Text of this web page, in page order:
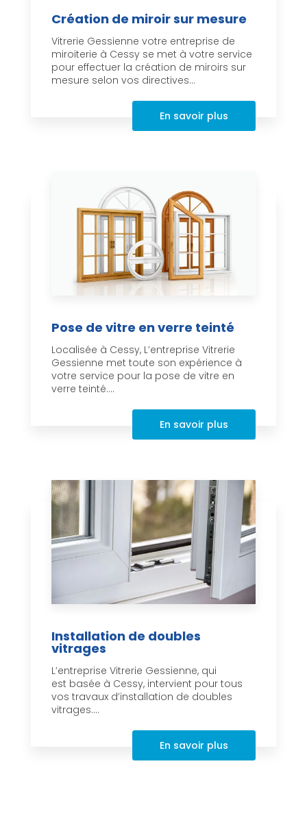
Création de miroir sur mesure
Vitrerie Gessienne votre entreprise de
miroiterie à Cessy se met à votre service
pour effectuer la création de miroirs sur
mesure selon vos directives...
En savoir plus
Pose de vitre en verre teinté
Localisée à Cessy, L’entreprise Vitrerie
Gessienne met toute son expérience à
votre service pour la pose de vitre en
verre teinté....
En savoir plus
Installation de doubles
vitrages
L’entreprise Vitrerie Gessienne, qui
est basée à Cessy, intervient pour tous
vos travaux d’installation de doubles
vitrages....
En savoir plus